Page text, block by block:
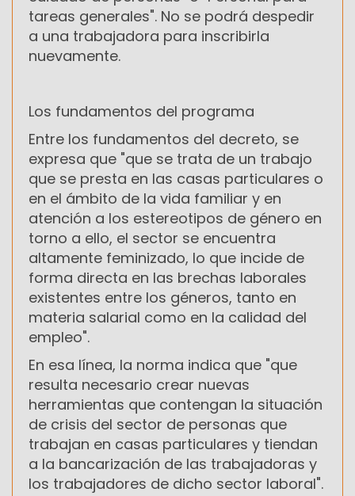
tareas generales". No se podrá despedir
a una trabajadora para inscribirla
nuevamente.
Los fundamentos del programa
Entre los fundamentos del decreto, se
expresa que "que se trata de un trabajo
que se presta en las casas particulares o
en el ámbito de la vida familiar y en
atención a los estereotipos de género en
torno a ello, el sector se encuentra
altamente feminizado, lo que incide de
forma directa en las brechas laborales
existentes entre los géneros, tanto en
materia salarial como en la calidad del
empleo".
En esa línea, la norma indica que "que
resulta necesario crear nuevas
herramientas que contengan la situación
de crisis del sector de personas que
trabajan en casas particulares y tiendan
a la bancarización de las trabajadoras y
los trabajadores de dicho sector laboral".